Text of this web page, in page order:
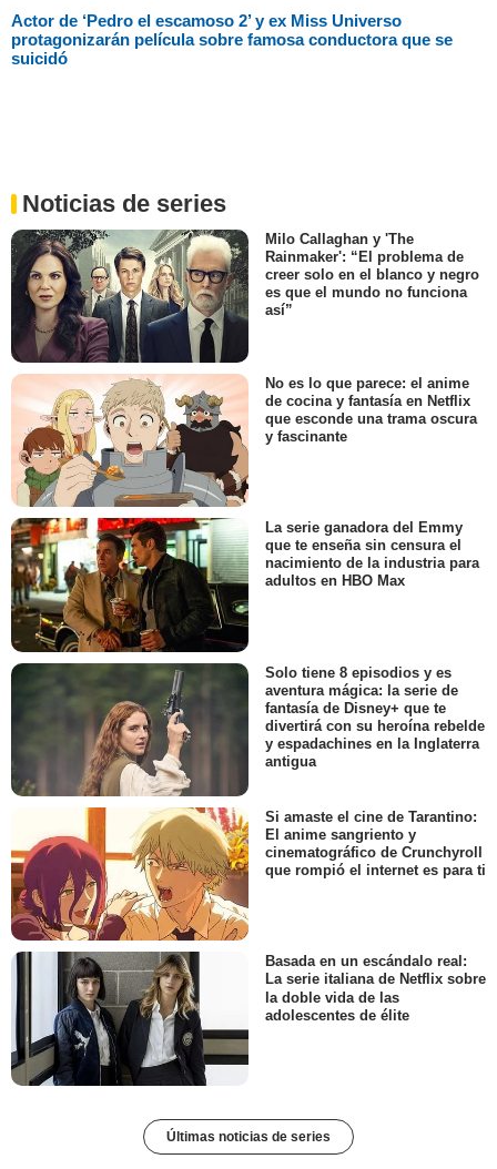
Actor de ‘Pedro el escamoso 2’ y ex Miss Universo
protagonizarán película sobre famosa conductora que se
suicidó
Noticias de series
Milo Callaghan y 'The
Rainmaker': “El problema de
creer solo en el blanco y negro
es que el mundo no funciona
así”
No es lo que parece: el anime
de cocina y fantasía en Netflix
que esconde una trama oscura
y fascinante
La serie ganadora del Emmy
que te enseña sin censura el
nacimiento de la industria para
adultos en HBO Max
Solo tiene 8 episodios y es
aventura mágica: la serie de
fantasía de Disney+ que te
divertirá con su heroína rebelde
y espadachines en la Inglaterra
antigua
Si amaste el cine de Tarantino:
El anime sangriento y
cinematográfico de Crunchyroll
que rompió el internet es para ti
Basada en un escándalo real:
La serie italiana de Netflix sobre
la doble vida de las
adolescentes de élite
Últimas noticias de series